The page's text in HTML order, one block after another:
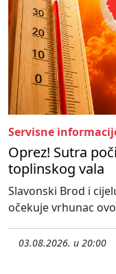
Servisne
Oprez! Sutra
toplinskog vala
Slavonski Brod i
očekuje vrhunac
03.08.2026. u 20:00